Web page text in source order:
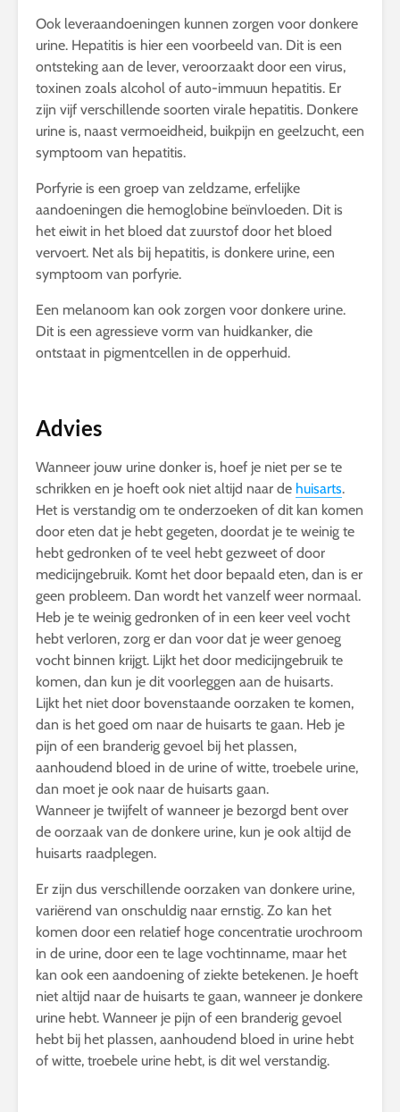
Ook leveraandoeningen kunnen zorgen voor donkere
urine. Hepatitis is hier een voorbeeld van. Dit is een
ontsteking aan de lever, veroorzaakt door een virus,
toxinen zoals alcohol of auto-immuun hepatitis. Er
zijn vijf verschillende soorten virale hepatitis. Donkere
urine is, naast vermoeidheid, buikpijn en geelzucht, een
symptoom van hepatitis.
Porfyrie is een groep van zeldzame, erfelijke
aandoeningen die hemoglobine beïnvloeden. Dit is
het eiwit in het bloed dat zuurstof door het bloed
vervoert. Net als bij hepatitis, is donkere urine, een
symptoom van porfyrie.
Een melanoom kan ook zorgen voor donkere urine.
Dit is een agressieve vorm van huidkanker, die
ontstaat in pigmentcellen in de opperhuid.
Advies
Wanneer jouw urine donker is, hoef je niet per se te
schrikken en je hoeft ook niet altijd naar de huisarts.
Het is verstandig om te onderzoeken of dit kan komen
door eten dat je hebt gegeten, doordat je te weinig te
hebt gedronken of te veel hebt gezweet of door
medicijngebruik. Komt het door bepaald eten, dan is er
geen probleem. Dan wordt het vanzelf weer normaal.
Heb je te weinig gedronken of in een keer veel vocht
hebt verloren, zorg er dan voor dat je weer genoeg
vocht binnen krijgt. Lijkt het door medicijngebruik te
komen, dan kun je dit voorleggen aan de huisarts.
Lijkt het niet door bovenstaande oorzaken te komen,
dan is het goed om naar de huisarts te gaan. Heb je
pijn of een branderig gevoel bij het plassen,
aanhoudend bloed in de urine of witte, troebele urine,
dan moet je ook naar de huisarts gaan.
Wanneer je twijfelt of wanneer je bezorgd bent over
de oorzaak van de donkere urine, kun je ook altijd de
huisarts raadplegen.
Er zijn dus verschillende oorzaken van donkere urine,
variërend van onschuldig naar ernstig. Zo kan het
komen door een relatief hoge concentratie urochroom
in de urine, door een te lage vochtinname, maar het
kan ook een aandoening of ziekte betekenen. Je hoeft
niet altijd naar de huisarts te gaan, wanneer je donkere
urine hebt. Wanneer je pijn of een branderig gevoel
hebt bij het plassen, aanhoudend bloed in urine hebt
of witte, troebele urine hebt, is dit wel verstandig.